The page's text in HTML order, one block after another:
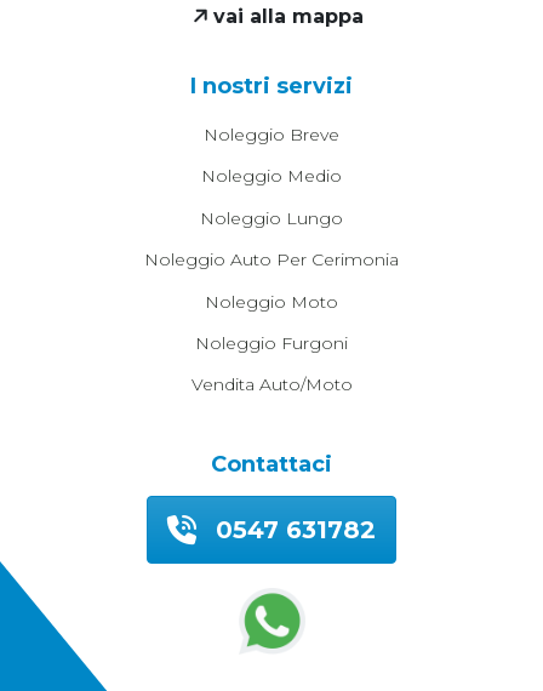
vai alla mappa
I nostri servizi
Noleggio Breve
Noleggio Medio
Noleggio Lungo
Noleggio Auto Per Cerimonia
Noleggio Moto
Noleggio Furgoni
Vendita Auto/moto
Contattaci
0547 631782